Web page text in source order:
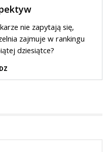
nie zapytają się,
zajmuje w rankingu
dziesiątce?